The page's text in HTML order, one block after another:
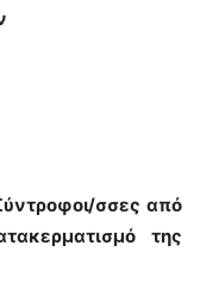
σσες από
της